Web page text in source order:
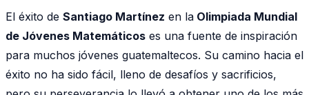
El éxito de Santiago Martínez en la Olimpiada Mundial
de Jóvenes Matemáticos es una fuente de inspiración
para muchos jóvenes guatemaltecos. Su camino hacia el
éxito no ha sido fácil, lleno de desafíos y sacrificios,